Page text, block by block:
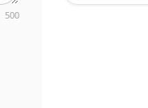
500